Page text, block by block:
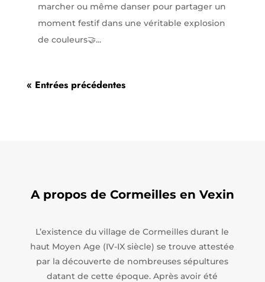
marcher ou même danser pour partager un
moment festif dans une véritable explosion
de couleurs🤝...
« Entrées précédentes
A propos de Cormeilles en Vexin
L’existence du village de Cormeilles durant le
haut Moyen Age (IV-IX siècle) se trouve attestée
par la découverte de nombreuses sépultures
datant de cette époque. Après avoir été